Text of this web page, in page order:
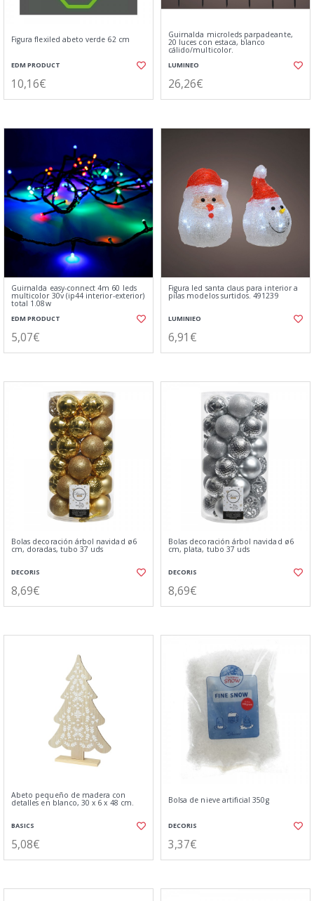
Figura flexiled abeto verde 62 cm
EDM PRODUCT
10,16€
Guirnalda microleds parpadeante,
20 luces con estaca, blanco
cálido/multicolor.
LUMINEO
26,26€
Guirnalda easy-connect 4m 60 leds
multicolor 30v (ip44 interior-exterior)
total 1.08w
EDM PRODUCT
5,07€
Figura led santa claus para interior a
pilas modelos surtidos. 491239
LUMINIEO
6,91€
Bolas decoración árbol navidad ø6
cm, doradas, tubo 37 uds
DECORIS
8,69€
Bolas decoración árbol navidad ø6
cm, plata, tubo 37 uds
DECORIS
8,69€
Abeto pequeño de madera con
detalles en blanco, 30 x 6 x 48 cm.
BASICS
5,08€
Bolsa de nieve artificial 350g
DECORIS
3,37€